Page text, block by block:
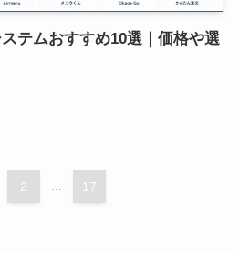
テムおすすめ10選｜価格や選
2 ... 17